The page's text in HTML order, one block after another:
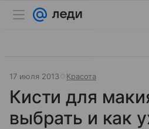
17 июля 2013 Красота
Кисти для
выбрать и как